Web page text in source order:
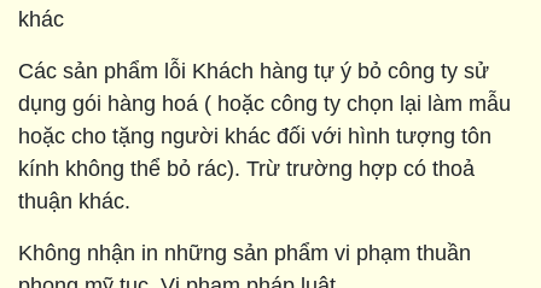
khác
Các sản phẩm lỗi Khách hàng tự ý bỏ công ty sử
dụng gói hàng hoá ( hoặc công ty chọn lại làm mẫu
hoặc cho tặng người khác đối với hình tượng tôn
kính không thể bỏ rác). Trừ trường hợp có thoả
thuận khác.
Không nhận in những sản phẩm vi phạm thuần